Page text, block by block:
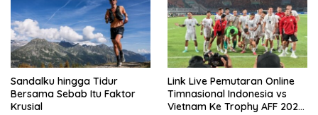
Sandalku hingga Tidur
Bersama Sebab Itu Faktor
Krusial
Link Live Pemutaran Online
Timnasional Indonesia vs
Vietnam Ke Trophy AFF 2026,